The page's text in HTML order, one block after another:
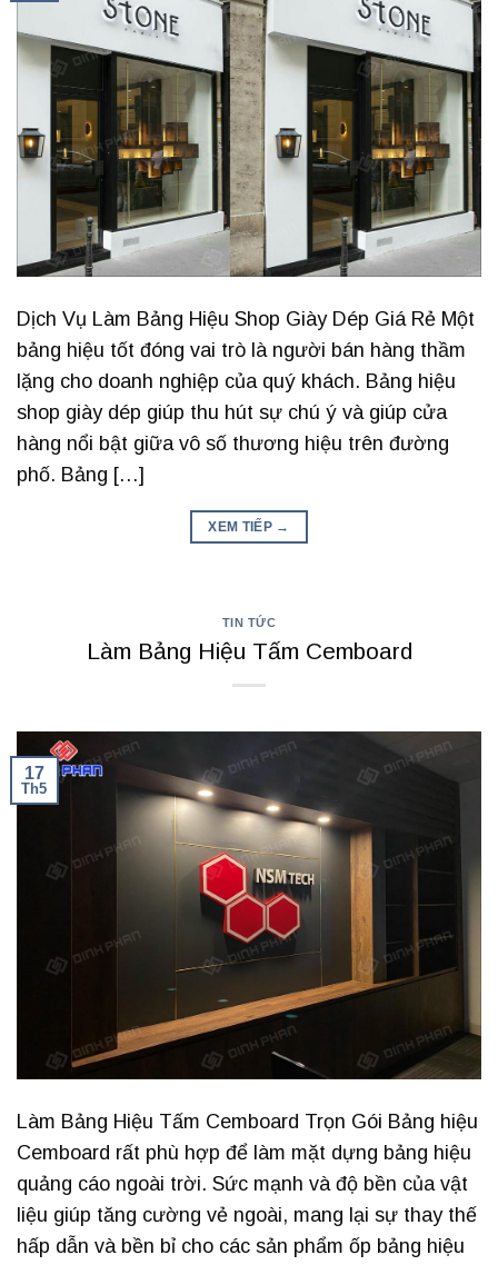
Dịch Vụ Làm Bảng Hiệu Shop Giày Dép Giá Rẻ Một
bảng hiệu tốt đóng vai trò là người bán hàng thầm
lặng cho doanh nghiệp của quý khách. Bảng hiệu
shop giày dép giúp thu hút sự chú ý và giúp cửa
hàng nổi bật giữa vô số thương hiệu trên đường
phố. Bảng […]
XEM TIẾP →
TIN TỨC
Làm Bảng Hiệu Tấm Cemboard
17
Th5
Làm Bảng Hiệu Tấm Cemboard Trọn Gói Bảng hiệu
Cemboard rất phù hợp để làm mặt dựng bảng hiệu
quảng cáo ngoài trời. Sức mạnh và độ bền của vật
liệu giúp tăng cường vẻ ngoài, mang lại sự thay thế
hấp dẫn và bền bỉ cho các sản phẩm ốp bảng hiệu